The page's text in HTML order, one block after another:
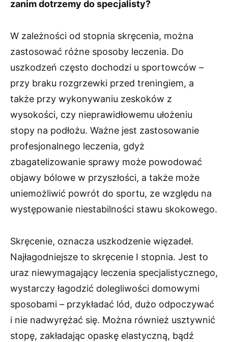
zanim dotrzemy do specjalisty?
W zależności od stopnia skręcenia, można
zastosować różne sposoby leczenia. Do
uszkodzeń często dochodzi u sportowców –
przy braku rozgrzewki przed treningiem, a
także przy wykonywaniu zeskoków z
wysokości, czy nieprawidłowemu ułożeniu
stopy na podłożu. Ważne jest zastosowanie
profesjonalnego leczenia, gdyż
zbagatelizowanie sprawy może powodować
objawy bólowe w przyszłości, a także może
uniemożliwić powrót do sportu, ze względu na
występowanie niestabilności stawu skokowego.
Skręcenie, oznacza uszkodzenie więzadeł.
Najłagodniejsze to skręcenie I stopnia. Jest to
uraz niewymagający leczenia specjalistycznego,
wystarczy łagodzić dolegliwości domowymi
sposobami – przykładać lód, dużo odpoczywać
i nie nadwyrężać się. Można również usztywnić
stopę, zakładając opaskę elastyczną, bądź